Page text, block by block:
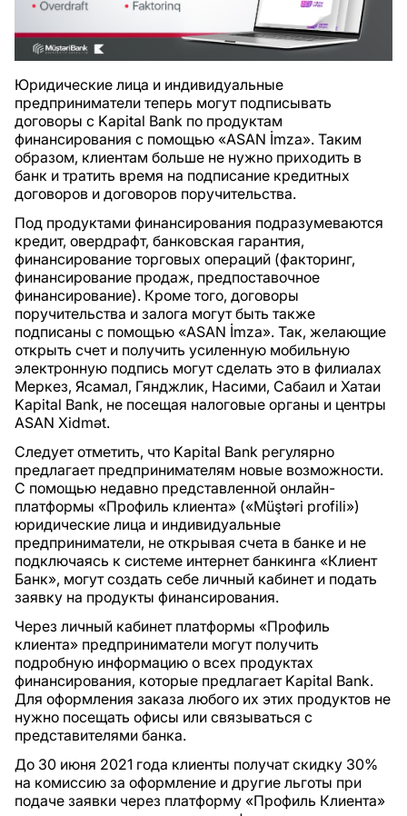
Юридические лица и индивидуальные
предприниматели теперь могут подписывать
договоры с Kapital Bank по продуктам
финансирования с помощью «ASAN İmza». Таким
образом, клиентам больше не нужно приходить в
банк и тратить время на подписание кредитных
договоров и договоров поручительства.
Под продуктами финансирования подразумеваются
кредит, овердрафт, банковская гарантия,
финансирование торговых операций (факторинг,
финансирование продаж, предпоставочное
финансирование). Кроме того, договоры
поручительства и залога могут быть также
подписаны с помощью «ASAN İmza». Так, желающие
открыть счет и получить усиленную мобильную
электронную подпись могут сделать это в филиалах
Меркез, Ясамал, Гянджлик, Насими, Сабаил и Хатаи
Kapital Bank, не посещая налоговые органы и центры
ASAN Xidmət.
Следует отметить, что Kapital Bank регулярно
предлагает предпринимателям новые возможности.
С помощью недавно представленной онлайн-
платформы «Профиль клиента» («Müştəri profili»)
юридические лица и индивидуальные
предприниматели, не открывая счета в банке и не
подключаясь к системе интернет банкинга «Клиент
Банк», могут создать себе личный кабинет и подать
заявку на продукты финансирования.
Через личный кабинет платформы «Профиль
клиента» предприниматели могут получить
подробную информацию о всех продуктах
финансирования, которые предлагает Kapital Bank.
Для оформления заказа любого их этих продуктов не
нужно посещать офисы или связываться с
представителями банка.
До 30 июня 2021 года клиенты получат скидку 30%
на комиссию за оформление и другие льготы при
подаче заявки через платформу «Профиль Клиента»